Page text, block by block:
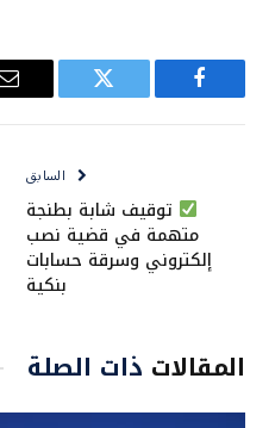
فيسبوك تويتر
السابق
توقيف شابة بطنجة
متهمة في قضية نصب
إلكتروني وسرقة حسابات
بنكية
المقالات ذات الصلة